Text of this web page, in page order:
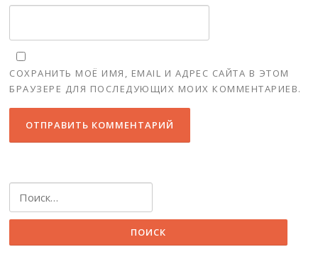
СОХРАНИТЬ МОЁ ИМЯ, EMAIL И АДРЕС САЙТА В ЭТОМ
БРАУЗЕРЕ ДЛЯ ПОСЛЕДУЮЩИХ МОИХ КОММЕНТАРИЕВ.